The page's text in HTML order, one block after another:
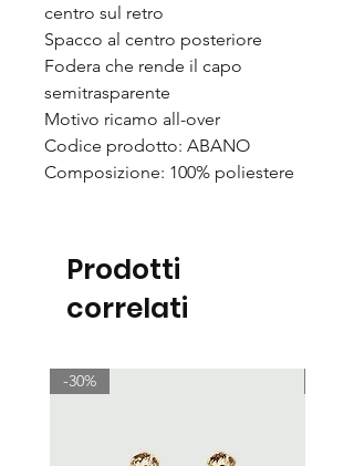
centro sul retro
Spacco al centro posteriore
Fodera che rende il capo
semitrasparente
Motivo ricamo all-over
Codice prodotto: ABANO
Composizione: 100% poliestere
Prodotti
correlati
-30%